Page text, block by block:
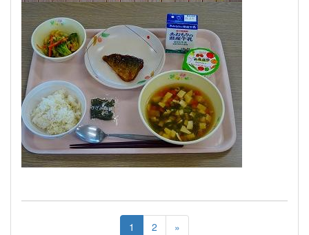
1 2 »